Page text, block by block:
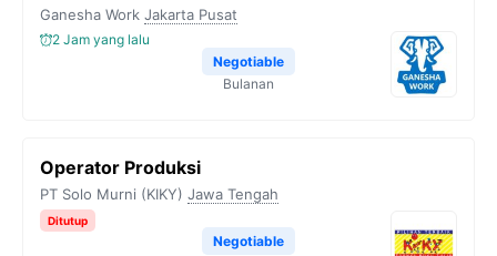
Ganesha Work Jakarta Pusat
2 Jam yang lalu
Negotiable
Bulanan
Operator Produksi
PT Solo Murni (KIKY) Jawa Tengah
Ditutup
Negotiable